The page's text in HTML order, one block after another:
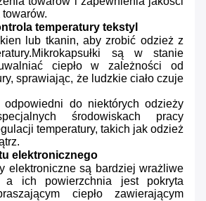
temperatury tekstyl
lub tkanin, aby zrobić odzież z
są w stanie
ciepło w zależności od
sprawiając, że ludzkie ciało czuje
odpowiedni do niektórych odzieży
środowiskach pracy
temperatury, takich jak odzież
elektronicznego
elektroniczne są bardziej wrażliwe
a ich powierzchnia jest pokryta
ciepło zawierającym